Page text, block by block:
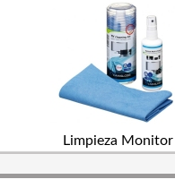
Limpieza Monitor